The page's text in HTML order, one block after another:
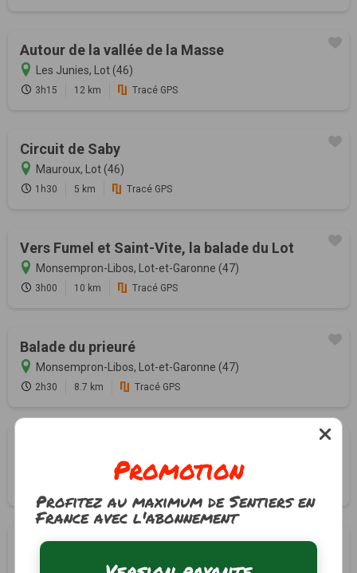
Autour de la vallée de la Masse
Les Junies, Lot (46)
3h15 12 km Tracé GPS
Circuit de Saby
Mauroux, Lot (46)
1h30 5 km Tracé GPS
Vers Fumel et Saint-Vite, la balade du Lot
Monsempron-Libos, Lot-et-Garonne (47)
3h00 10 km Tracé GPS
Balade du prieuré
Monsempron-Libos, Lot-et-Garonne (47)
2h30 8.7 km Tracé GPS
Montayral, Lot-et-Garonne (47)
Dans les combes de Bazérac et d'Escure
Montayral, Lot-et-Garonne (47)
Promotion
Profitez au maximum de Sentiers en
France avec l'abonnement